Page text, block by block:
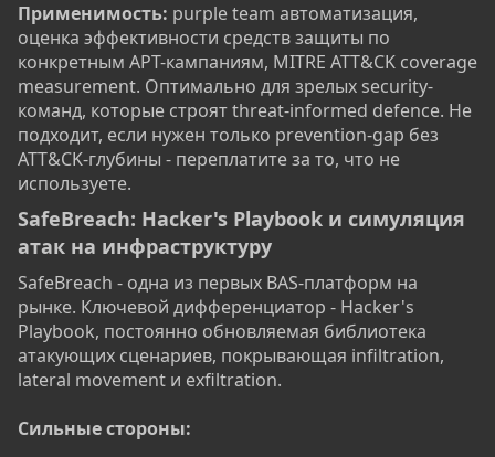
Применимость: purple team автоматизация,
оценка эффективности средств защиты по
конкретным APT-кампаниям, MITRE ATT&CK coverage
measurement. Оптимально для зрелых security-
команд, которые строят threat-informed defence. Не
подходит, если нужен только prevention-gap без
ATT&CK-глубины - переплатите за то, что не
используете.
SafeBreach: Hacker's Playbook и симуляция
атак на инфраструктуру​
SafeBreach - одна из первых BAS-платформ на
рынке. Ключевой дифференциатор - Hacker's
Playbook, постоянно обновляемая библиотека
атакующих сценариев, покрывающая infiltration,
lateral movement и exfiltration.
Сильные стороны: